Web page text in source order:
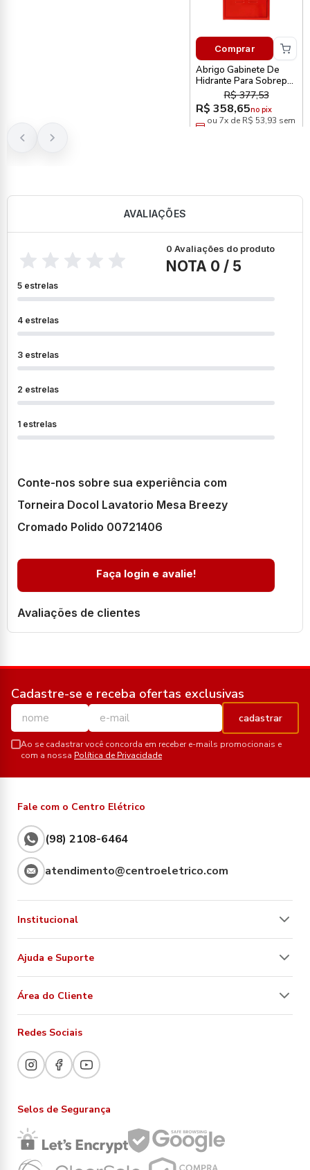
Comprar
Abrigo Gabinete De
Hidrante Para Sobrepor
75 X 45 X 17cm
Metalcasty
R$ 377,53
R$ 358,65no pix
ou 7x de R$ 53,93 sem
AVALIAÇÕES
0 Avaliações do produto
NOTA 0 / 5
5 estrelas
4 estrelas
3 estrelas
2 estrelas
1 estrelas
Conte-nos sobre sua experiência com
Torneira Docol Lavatorio Mesa Breezy
Cromado Polido 00721406
Faça login e avalie!
Avaliações de clientes
Cadastre-se e receba ofertas exclusivas
cadastrar
Ao se cadastrar você concorda em receber e-mails promocionais e
com a nossa Política de Privacidade
Fale com o Centro Elétrico
(98) 2108-6464
atendimento@centroeletrico.com
Institucional
Ajuda e Suporte
Área do Cliente
Redes Sociais
Selos de Segurança